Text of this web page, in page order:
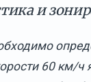
и
60 км/